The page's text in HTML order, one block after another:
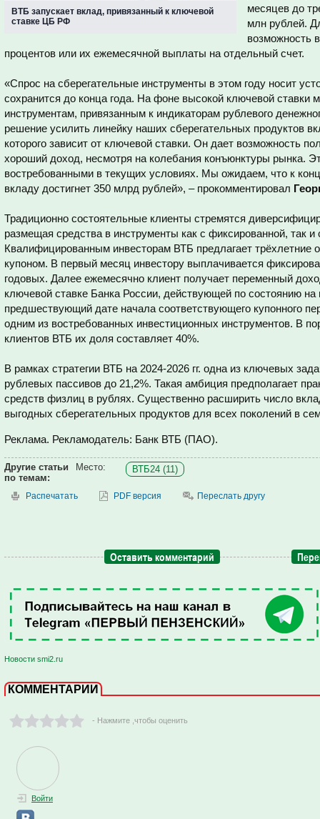
ВТБ запускает вклад, привязанный к ключевой
ставке ЦБ РФ
месяцев до
млн рублей.
возможность
процентов или их ежемесячной выплаты на отдельный счет.
«Спрос на сберегательные инструменты в этом году носит
сохранится до конца года. На фоне высокой ключевой ставки
инструментам, привязанным к индикаторам рублевого
решение усилить линейку наших сберегательных продуктов
которого зависит от ключевой ставки. Он дает возможность
хороший доход, несмотря на колебания конъюнктуры рынка.
востребованными в текущих условиях. Мы ожидаем, что к
вкладу достигнет 350 млрд рублей», – прокомментировал
Традиционно состоятельные клиенты стремятся
размещая средства в инструменты как с фиксированной, так
Квалифицированным инвесторам ВТБ предлагает
купоном. В первый месяц инвестору выплачивается
годовых. Далее ежемесячно клиент получает переменный
ключевой ставке Банка России, действующей по состоянию на
предшествующий дате начала соответствующего купонного
одним из востребованных инвестиционных инструментов. В
клиентов ВТБ их доля составляет 40%.
В рамках стратегии ВТБ на 2024-2026 гг. одна из ключевых
рублевых пассивов до 21,2%. Такая амбиция предполагает
средств физлиц в рублях. Существенно расширить число
выгодных сберегательных продуктов для всех поколений в
Реклама. Рекламодатель: Банк ВТБ (ПАО).
Другие статьи
по темам:
Место: ВТБ24 (11)
Распечатать PDF версия Переслать другу
Оставить комментарий
Новости smi2.ru
КОММЕНТАРИИ
- Нажмите ,чтобы оценить
Войти